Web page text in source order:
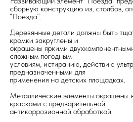
сборную конструкцию из, столбов,
“Поезда”.
Деревянные детали должны быть
кромки закруглены и
окрашены яркими
сложным погодным
условиям, истиранию, действию
предназначенными для
применения на детских площадках.
Металлические элементы окрашены
красками с предварительной
антикоррозионной обработкой.